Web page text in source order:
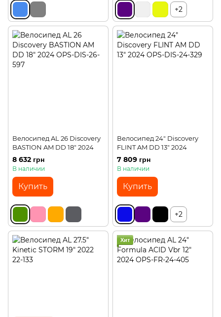
+2
Велосипед AL 26 Discovery
BASTION AM DD 18" 2024
8 632 грн
В наличии
Купить
Велосипед 24" Discovery
FLINT AM DD 13" 2024
7 809 грн
В наличии
Купить
+2
Хит